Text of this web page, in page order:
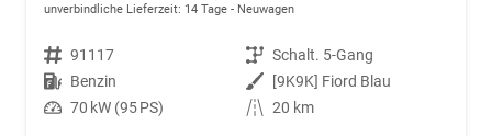
unverbindliche Lieferzeit: 14 Tage Neuwagen
Fahrzeugnr. 91117 Getriebe Schalt. 5-Gang
Kraftstoff Benzin Außenfarbe [9K9K] Fiord Blau
Leistung 70 kW (95 PS) Kilometerstand 20 km